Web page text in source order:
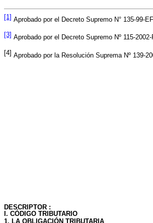
[1] Aprobado por el Decreto Supremo N° 135-99-
[3] Aprobado por el Decreto Supremo Nº 115-
[4] Aprobado por la Resolución Suprema Nº 139-
DESCRIPTOR :
I. CÓDIGO TRIBUTARIO
1. LA OBLIGACIÓN TRIBUTARIA